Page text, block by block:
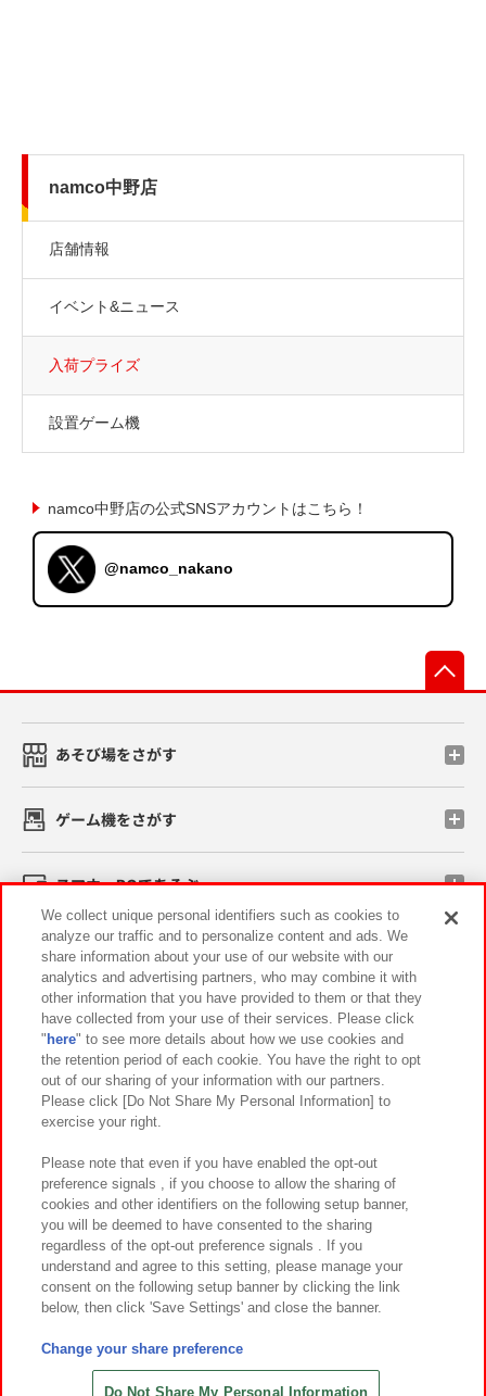
namco中野店
店舗情報
イベント&ニュース
入荷プライズ
設置ゲーム機
namco中野店の公式SNSアカウントはこちら！
@namco_nakano
あそび場をさがす
ゲーム機をさがす
スマホ・PCであそぶ
イベント・キャンペーン
関連会社 サステナビリティ サイトポリシー
プライバシーポリシー ウェブアクセシビリティ方針と検証結果
お取引先さまとともに
カスタマーハラスメント対応方針 よくあるご質問・お問い合わせ
©Bandai Namco Amusement Inc.
©Bandai Namco Amusement Lab Inc.
©HANAYASHIKI Co., Ltd. All Rights Reserved.
We collect unique personal identifiers such as cookies to
analyze our traffic and to personalize content and ads. We
share information about your use of our website with our
analytics and advertising partners, who may combine it with
other information that you have provided to them or that they
have collected from your use of their services. Please click
" here" to see more details about how we use cookies and
the retention period of each cookie. You have the right to opt
out of our sharing of your information with our partners.
Please click [Do Not Share My Personal Information] to
exercise your right.
Please note that even if you have enabled the opt-out
preference signals , if you choose to allow the sharing of
cookies and other identifiers on the following setup banner,
you will be deemed to have consented to the sharing
regardless of the opt-out preference signals . If you
understand and agree to this setting, please manage your
consent on the following setup banner by clicking the link
below, then click 'Save Settings' and close the banner.
Change your share preference
Do Not Share My Personal Information